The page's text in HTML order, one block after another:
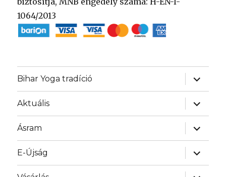
1064/2013
Bihar Yoga tradíció
almenü
Aktuális
almenü
Ásram
almenü
E-Újság
almenü
almenü